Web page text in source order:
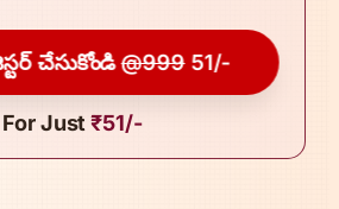
చేసుకోండి@999 51/-
For Just₹51/-